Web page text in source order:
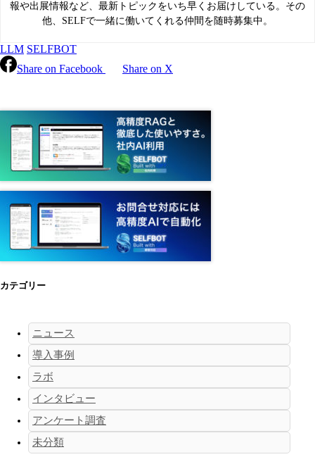
報や出展情報など、最新トピックをいち早くお届けしている。その
他、SELFで一緒に働いてくれる仲間を随時募集中。
LLM SELFBOT
Share on Facebook
Share on X
カテゴリー
ニュース
導入事例
ラボ
インタビュー
アンケート調査
未分類